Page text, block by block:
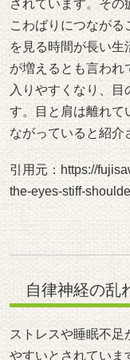
されています。そ
こわばりにつなが
を見る時間が長い生
が増えるとも言われ
入りやすくなり、
す。目と肩は離れて
ながっていると紹介
引用元： https://
the-eyes-stiff-
自律神経の乱
ストレスや睡眠不
やすいとされていま